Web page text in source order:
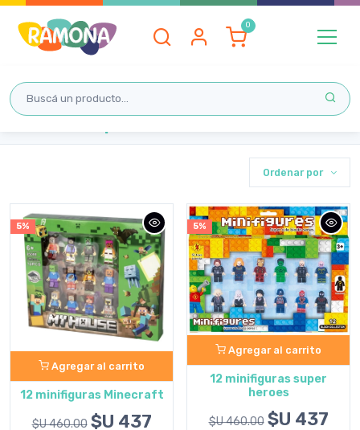
Inicio
Ordenar por
5%
Agregar al carrito
12 minifiguras Minecraft
$U 460.00 $U 437
5%
Agregar al carrito
12 minifiguras super
heroes
$U 460.00 $U 437